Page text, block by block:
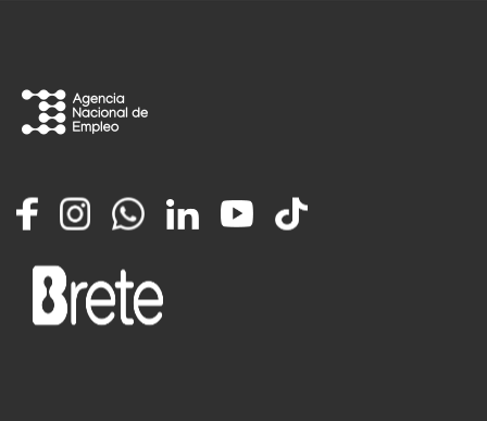
FacebookInstagramWhatsappLinkedInYouTube
TikTok